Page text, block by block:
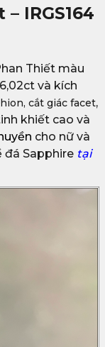
IRGS164
Thiết màu
và kích
cắt giác facet,
khiết cao và
cho nữ và
đá Sapphire tại